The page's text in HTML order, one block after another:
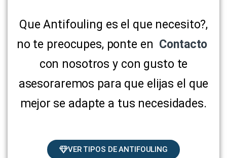
Que Antifouling es el que necesito?,
no te preocupes, ponte en Contacto
con nosotros y con gusto te
asesoraremos para que elijas el que
mejor se adapte a tus necesidades.
VER TIPOS DE ANTIFOULING